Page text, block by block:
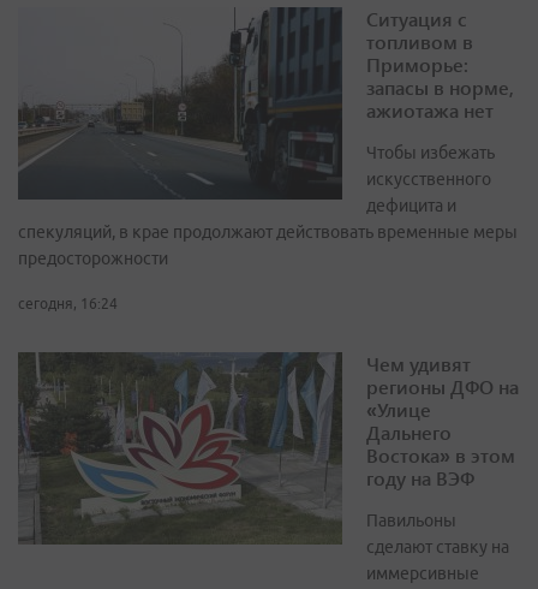
Ситуация с
топливом в
Приморье:
запасы в норме,
ажиотажа нет
Чтобы избежать
искусственного
дефицита и
спекуляций, в крае продолжают действовать временные меры
предосторожности
сегодня, 16:24
Чем удивят
регионы ДФО на
«Улице
Дальнего
Востока» в этом
году на ВЭФ
Павильоны
сделают ставку на
иммерсивные